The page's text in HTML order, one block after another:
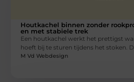
Houtkachel binnen zonder
en met stabiele trek
Een houtkachel werkt het prettigst
hoeft bij te sturen tijdens het stoken.
M Vd Webdesign